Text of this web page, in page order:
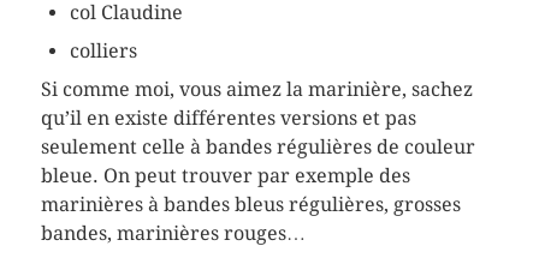
col Claudine
colliers
Si comme moi, vous aimez la marinière, sachez
qu’il en existe différentes versions et pas
seulement celle à bandes régulières de couleur
bleue. On peut trouver par exemple des
marinières à bandes bleus régulières, grosses
bandes, marinières rouges…